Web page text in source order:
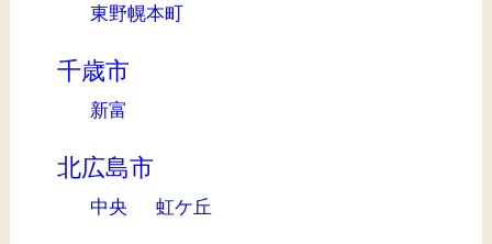
東野幌本町
千歳市
新富
北広島市
中央 虹ケ丘